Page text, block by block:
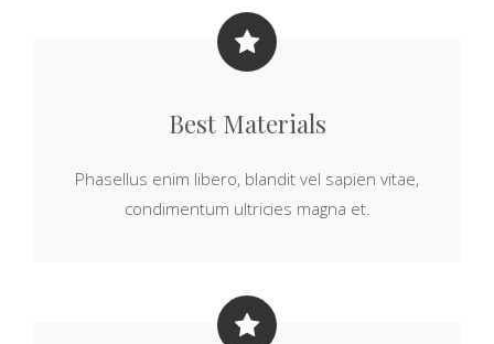
Best Materials
Phasellus enim libero, blandit vel sapien vitae,
condimentum ultricies magna et.